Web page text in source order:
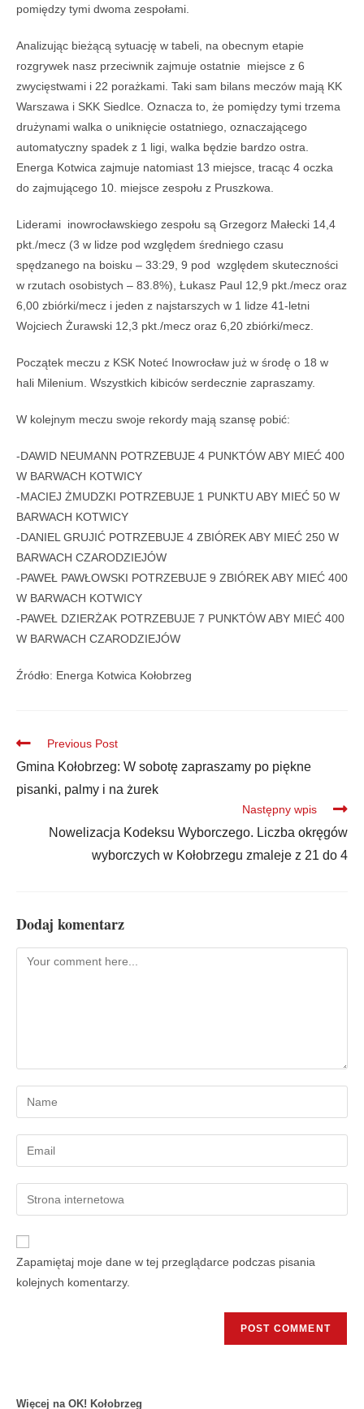
pomiędzy tymi dwoma zespołami.
Analizując bieżącą sytuację w tabeli, na obecnym etapie
rozgrywek nasz przeciwnik zajmuje ostatnie miejsce z 6
zwycięstwami i 22 porażkami. Taki sam bilans meczów mają KK
Warszawa i SKK Siedlce. Oznacza to, że pomiędzy tymi trzema
drużynami walka o uniknięcie ostatniego, oznaczającego
automatyczny spadek z 1 ligi, walka będzie bardzo ostra.
Energa Kotwica zajmuje natomiast 13 miejsce, tracąc 4 oczka
do zajmującego 10. miejsce zespołu z Pruszkowa.
Liderami inowrocławskiego zespołu są Grzegorz Małecki 14,4
pkt./mecz (3 w lidze pod względem średniego czasu
spędzanego na boisku – 33:29, 9 pod względem skuteczności
w rzutach osobistych – 83.8%), Łukasz Paul 12,9 pkt./mecz oraz
6,00 zbiórki/mecz i jeden z najstarszych w 1 lidze 41-letni
Wojciech Żurawski 12,3 pkt./mecz oraz 6,20 zbiórki/mecz.
Początek meczu z KSK Noteć Inowrocław już w środę o 18 w
hali Milenium. Wszystkich kibiców serdecznie zapraszamy.
W kolejnym meczu swoje rekordy mają szansę pobić:
-DAWID NEUMANN POTRZEBUJE 4 PUNKTÓW ABY MIEĆ 400
W BARWACH KOTWICY
-MACIEJ ŻMUDZKI POTRZEBUJE 1 PUNKTU ABY MIEĆ 50 W
BARWACH KOTWICY
-DANIEL GRUJIĆ POTRZEBUJE 4 ZBIÓREK ABY MIEĆ 250 W
BARWACH CZARODZIEJÓW
-PAWEŁ PAWŁOWSKI POTRZEBUJE 9 ZBIÓREK ABY MIEĆ 400
W BARWACH KOTWICY
-PAWEŁ DZIERŻAK POTRZEBUJE 7 PUNKTÓW ABY MIEĆ 400
W BARWACH CZARODZIEJÓW
Źródło: Energa Kotwica Kołobrzeg
Previous Post
Gmina Kołobrzeg: W sobotę zapraszamy po piękne
pisanki, palmy i na żurek
Następny wpis
Nowelizacja Kodeksu Wyborczego. Liczba okręgów
wyborczych w Kołobrzegu zmaleje z 21 do 4
Dodaj komentarz
Zapamiętaj moje dane w tej przeglądarce podczas pisania
kolejnych komentarzy.
Więcej na OK! Kołobrzeg